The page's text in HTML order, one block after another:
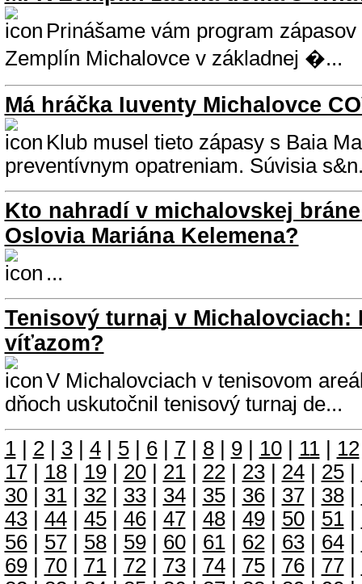
Prinášame vám program
Zemplín Michalovce v základnej �...
Má hráčka Iuventy Michalovce
Klub musel tieto zápasy s Baia
preventívnym opatreniam. Súvisia
Kto nahradí v michalovskej
Oslovia Mariána Kelemena?
...
Tenisový turnaj v Michalovciach:
víťazom?
V Michalovciach v tenisovom
dňoch uskutočnil tenisový turnaj de...
1| 2| 3| 4| 5| 6| 7| 8| 9| 10| 11| 12
17| 18| 19| 20| 21| 22| 23| 24| 25|
30| 31| 32| 33| 34| 35| 36| 37| 38|
43| 44| 45| 46| 47| 48| 49| 50| 51|
56| 57| 58| 59| 60| 61| 62| 63| 64|
69| 70| 71| 72| 73| 74| 75| 76| 77|